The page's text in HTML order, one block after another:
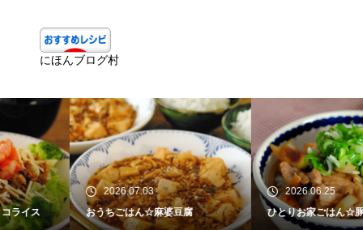
にほんブログ村
2026.07.03
おうちごはん☆麻婆豆腐
2026.06.25
ひとりお家ごはん☆豚丼